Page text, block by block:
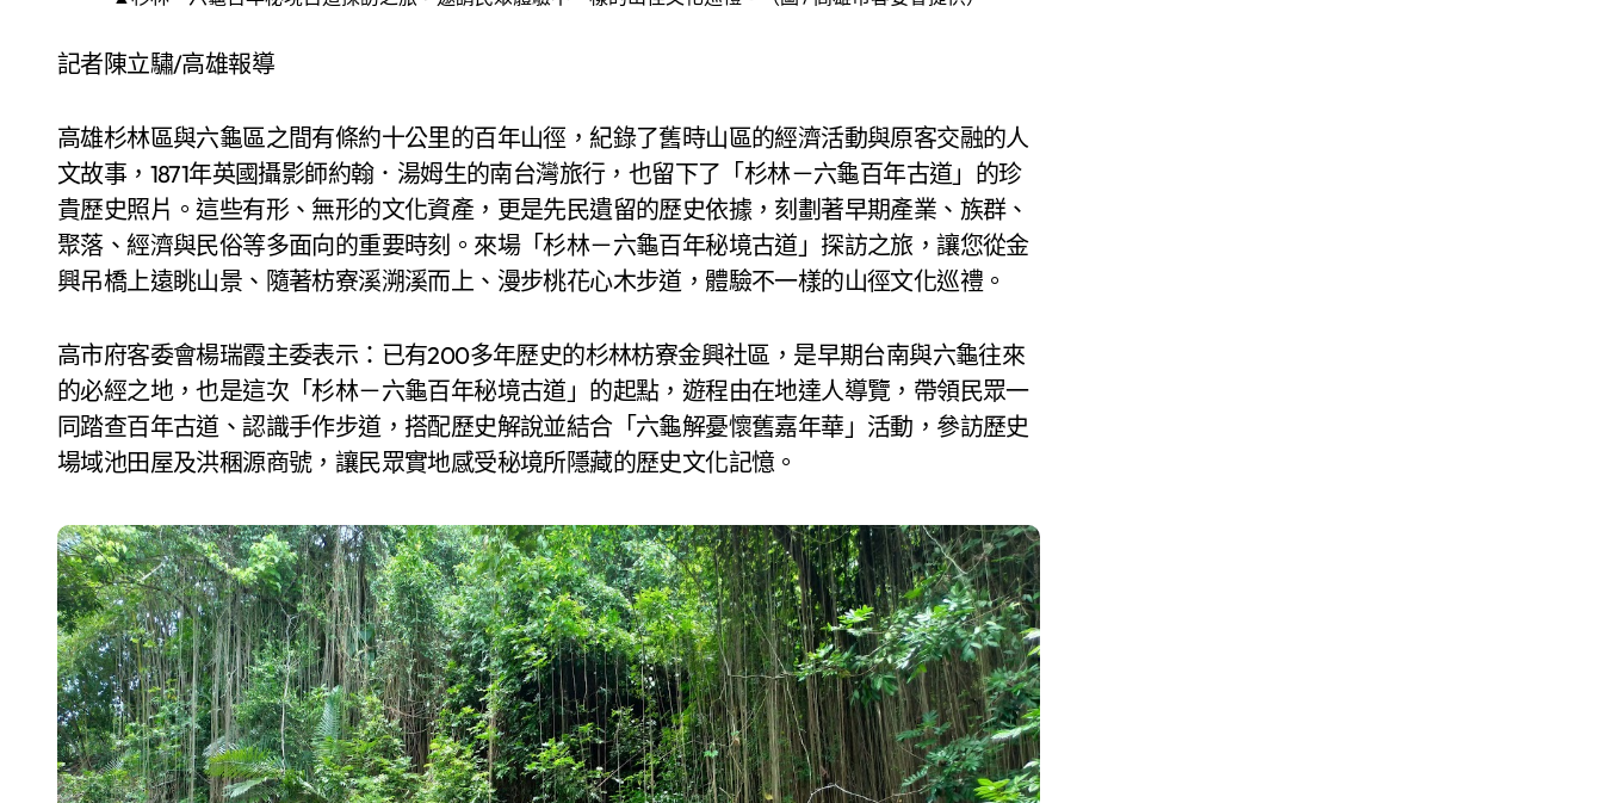
記者陳立驌/高雄報導
高雄杉林區與六龜區之間有條約十公里的百年山徑，紀錄了舊時山區的經濟活動與原客交融的人
文故事，1871年英國攝影師約翰．湯姆生的南台灣旅行，也留下了「杉林－六龜百年古道」的珍
貴歷史照片。這些有形、無形的文化資產，更是先民遺留的歷史依據，刻劃著早期產業、族群、
聚落、經濟與民俗等多面向的重要時刻。來場「杉林－六龜百年秘境古道」探訪之旅，讓您從金
興吊橋上遠眺山景、隨著枋寮溪溯溪而上、漫步桃花心木步道，體驗不一樣的山徑文化巡禮。
高市府客委會楊瑞霞主委表示：已有200多年歷史的杉林枋寮金興社區，是早期台南與六龜往來
的必經之地，也是這次「杉林－六龜百年秘境古道」的起點，遊程由在地達人導覽，帶領民眾一
同踏查百年古道、認識手作步道，搭配歷史解說並結合「六龜解憂懷舊嘉年華」活動，參訪歷史
場域池田屋及洪稛源商號，讓民眾實地感受秘境所隱藏的歷史文化記憶。